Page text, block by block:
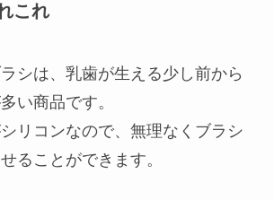
これ
シは、乳歯が生える少し前から
い商品です。
リコンなので、無理なくブラシ
ることができます。